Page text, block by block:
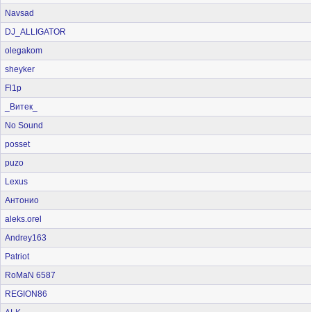
Navsad
DJ_ALLIGATOR
olegakom
sheyker
Fl1p
_Витек_
No Sound
posset
puzo
Lexus
Антонио
aleks.orel
Andrey163
Patriot
RoMaN 6587
REGION86